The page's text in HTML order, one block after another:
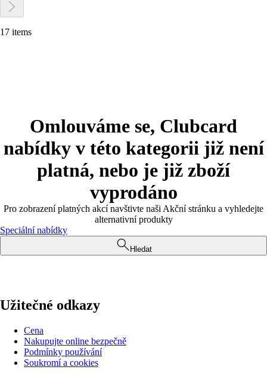
17 items
Omlouváme se, Clubcard
nabídky v této kategorii již není
platná, nebo je již zboží
vyprodáno
Pro zobrazení platných akcí navštivte naši Akční stránku a vyhledejte
alternativní produkty
Speciální nabídky
Hledat
Užitečné odkazy
Cena
Nakupujte online bezpečně
Podmínky používání
Soukromí a cookies